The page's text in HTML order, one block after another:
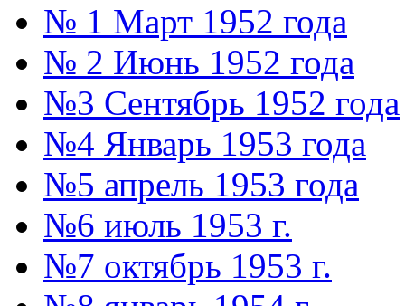
№ 1 Март 1952 года
№ 2 Июнь 1952 года
№3 Сентябрь 1952 года
№4 Январь 1953 года
№5 апрель 1953 года
№6 июль 1953 г.
№7 октябрь 1953 г.